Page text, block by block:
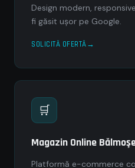
Design modern,
fi găsit ușor pe Google.
SOLICITĂ OFERTĂ
🛒
Magazin Online
Platformă e-commerce